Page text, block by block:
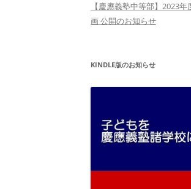
【慶應義塾中等部】2023
画 公開のお知らせ
KINDLE版のお知らせ